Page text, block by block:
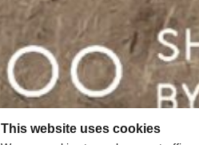
This website uses cookies